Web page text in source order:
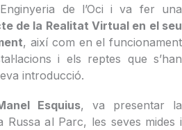
de l’Oci i va fer una
de la Realitat Virtual en el seu
, així com en el funcionament
i els reptes que s’han
introducció.
Esquius, va presentar la
Russa al Parc, les seves mides i